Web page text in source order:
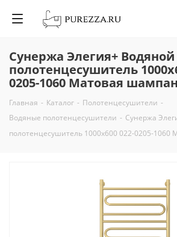
Сунержа Элегия+ Водяной
полотенцесушитель
0205-1060 Матовая
Главная - Каталог - Полотенцесушители -
Водяные полотенцесушители - Сунержа
полотенцесушитель 1000х600 022-0205-